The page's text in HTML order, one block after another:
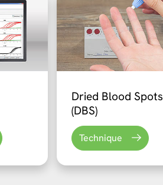
Dried Blood Spots
(DBS)
Technique